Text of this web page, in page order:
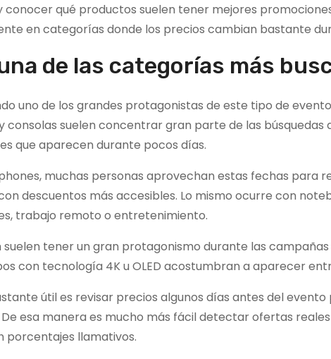
conocer qué productos suelen tener mejores
en categorías donde los precios cambian bastante
de las categorías más
uno de los grandes protagonistas de este tipo de
consolas suelen concentrar gran parte de las búsquedas
que aparecen durante pocos días.
muchas personas aprovechan estas fechas para
descuentos más accesibles. Lo mismo ocurre con
trabajo remoto o entretenimiento.
tener un gran protagonismo durante las
con tecnología 4K u OLED acostumbran a aparecer
útil es revisar precios algunos días antes del
esa manera es mucho más fácil detectar ofertas
porcentajes llamativos.